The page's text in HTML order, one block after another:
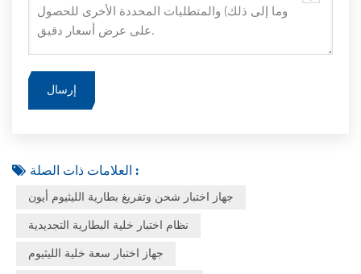
العلامات ذات الصلة :
جهاز اختبار شحن وتفريغ بطارية الليثيوم أيون
نظام اختبار خلية البطارية التجديدية
جهاز اختبار سعة خلية الليثيوم